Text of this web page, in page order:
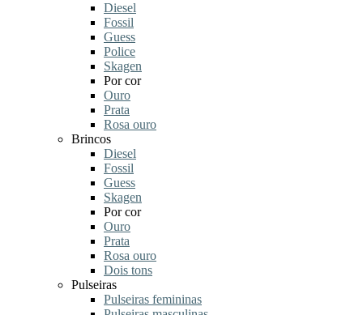
Diesel
Fossil
Guess
Police
Skagen
Por cor
Ouro
Prata
Rosa ouro
Brincos
Diesel
Fossil
Guess
Skagen
Por cor
Ouro
Prata
Rosa ouro
Dois tons
Pulseiras
Pulseiras femininas